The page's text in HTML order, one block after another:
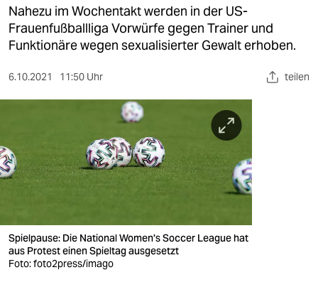
kultur
sport
berlin
nord
verlag
veranstaltungen
shop
Nahezu im Wochentakt werden in der US-
Frauenfußballliga Vorwürfe gegen Trainer und
Funktionäre wegen sexualisierter Gewalt erhoben.
6.10.2021 11:50 Uhr teilen
Spielpause: Die National Women's Soccer League hat
aus Protest einen Spieltag ausgesetzt
Foto: foto2press/imago